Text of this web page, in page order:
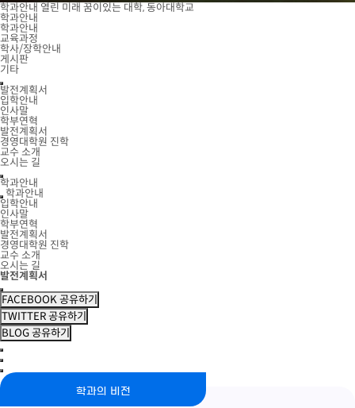
학과안내 열린 미래 꿈이있는 대학, 동아대학교
학과안내
학과안내
교육과정
학사/장학안내
게시판
기타
발전계획서
입학안내
인사말
학부연혁
발전계획서
경영대학원 진학
교수 소개
오시는 길
학과안내
학과안내
입학안내
인사말
학부연혁
발전계획서
경영대학원 진학
교수 소개
오시는 길
발전계획서
FACEBOOK 공유하기
TWITTER 공유하기
BLOG 공유하기
학과의 비전